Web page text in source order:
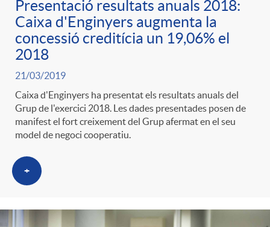
Presentació resultats anuals 2018:
Caixa d'Enginyers augmenta la
concessió creditícia un 19,06% el
2018
21/03/2019
Caixa d'Enginyers ha presentat els resultats anuals del
Grup de l'exercici 2018. Les dades presentades posen de
manifest el fort creixement del Grup afermat en el seu
model de negoci cooperatiu.
+